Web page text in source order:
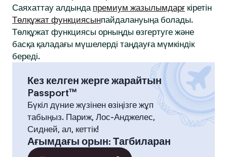
Саяхаттау алдында премиум жазылымдарғ кіретін
Төлқұжат функциясынпайдалануыңа болады.
Төлқұжат функциясы орныңды өзгертуге және
басқа қаладағы мүшелерді таңдауға мүмкіндік
береді.
Кез келген жерге жарайтын
Passport™
Бүкіл дүние жүзінен өзіңізге жұп
табыңыз. Париж, Лос-Анджелес,
Сидней, ал, кеттік!
Ағымдағы орын: Тагбиларан